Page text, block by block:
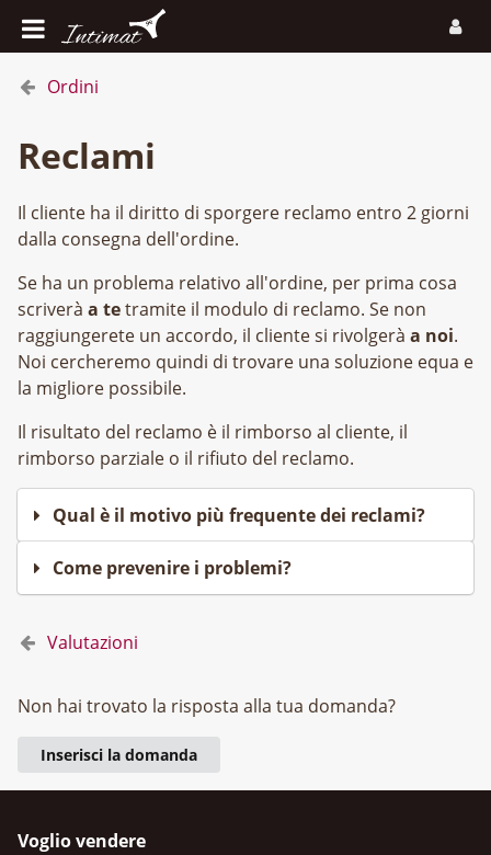
Ordini
Reclami
Il cliente ha il diritto di sporgere reclamo entro 2 giorni
dalla consegna dell'ordine.
Se ha un problema relativo all'ordine, per prima cosa
scriverà a tetramite il modulo di reclamo. Se non
raggiungerete un accordo, il cliente si rivolgerà a noi.
Noi cercheremo quindi di trovare una soluzione equa e
la migliore possibile.
Il risultato del reclamo è il rimborso al cliente, il
rimborso parziale o il rifiuto del reclamo.
Qual è il motivo più frequente dei reclami?
Come prevenire i problemi?
Valutazioni
Non hai trovato la risposta alla tua domanda?
Inserisci la domanda
Voglio vendere